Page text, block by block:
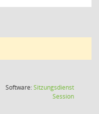
Software:Sitzungsdienst
Session(Wird in